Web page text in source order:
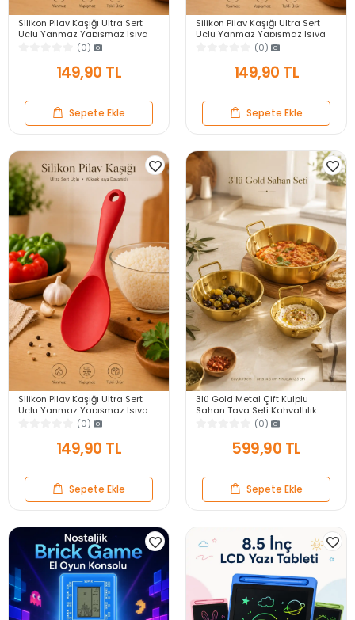
Silikon Pilav Kaşığı Ultra Sert
Uçlu Yanmaz Yapışmaz Isıya
Dayanıklı Gri Servis Yemek
(0)
149,90 TL
Sepete Ekle
Silikon Pilav Kaşığı Ultra Sert
Uçlu Yanmaz Yapışmaz Isıya
Dayanıklı Siyah Servis Yemek
(0)
149,90 TL
Sepete Ekle
Silikon Pilav Kaşığı Ultra Sert
Uçlu Yanmaz Yapışmaz Isıya
Dayanıklı Kırmızı Servis Yemek
(0)
149,90 TL
Sepete Ekle
3lü Gold Metal Çift Kulplu
Sahan Tava Seti Kahvaltılık
Meze Menemen Mutfak Sofra
Sunum Kabı Seti
(0)
599,90 TL
Sepete Ekle